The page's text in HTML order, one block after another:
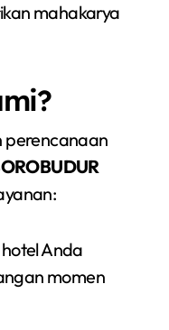
mahakarya
perencanaan
Anda
momen